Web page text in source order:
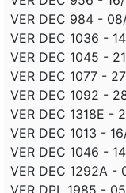
VER DEC 984 -
VER DEC 1036 -
VER DEC 1045 -
VER DEC 1077 -
VER DEC 1092 -
VER DEC 1318E -
VER DEC 1013 -
VER DEC 1046 -
VER DEC 1292A -
VER DPL 1985 -